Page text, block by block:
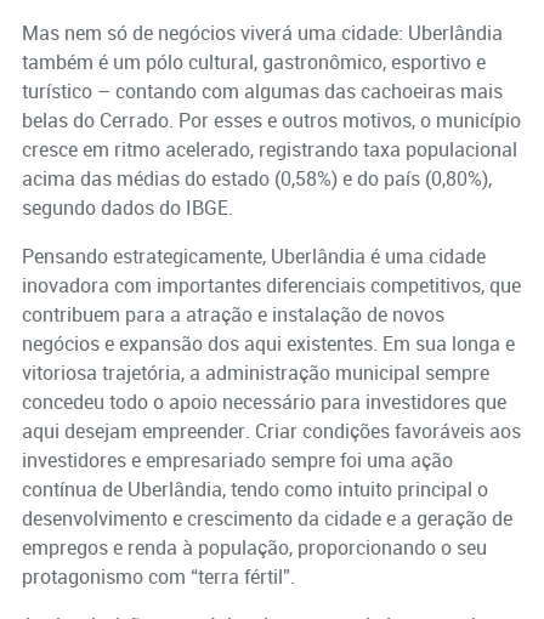
Mas nem só de negócios viverá uma cidade: Uberlândia
também é um pólo cultural, gastronômico, esportivo e
turístico – contando com algumas das cachoeiras mais
belas do Cerrado. Por esses e outros motivos, o município
cresce em ritmo acelerado, registrando taxa populacional
acima das médias do estado (0,58%) e do país (0,80%),
segundo dados do IBGE.
Pensando estrategicamente, Uberlândia é uma cidade
inovadora com importantes diferenciais competitivos, que
contribuem para a atração e instalação de novos
negócios e expansão dos aqui existentes. Em sua longa e
vitoriosa trajetória, a administração municipal sempre
concedeu todo o apoio necessário para investidores que
aqui desejam empreender. Criar condições favoráveis aos
investidores e empresariado sempre foi uma ação
contínua de Uberlândia, tendo como intuito principal o
desenvolvimento e crescimento da cidade e a geração de
empregos e renda à população, proporcionando o seu
protagonismo com “terra fértil”.